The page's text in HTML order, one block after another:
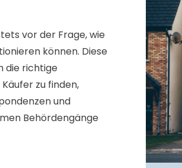
vor der Frage, wie
können. Diese
die richtige
zu finden,
und
Behördengänge